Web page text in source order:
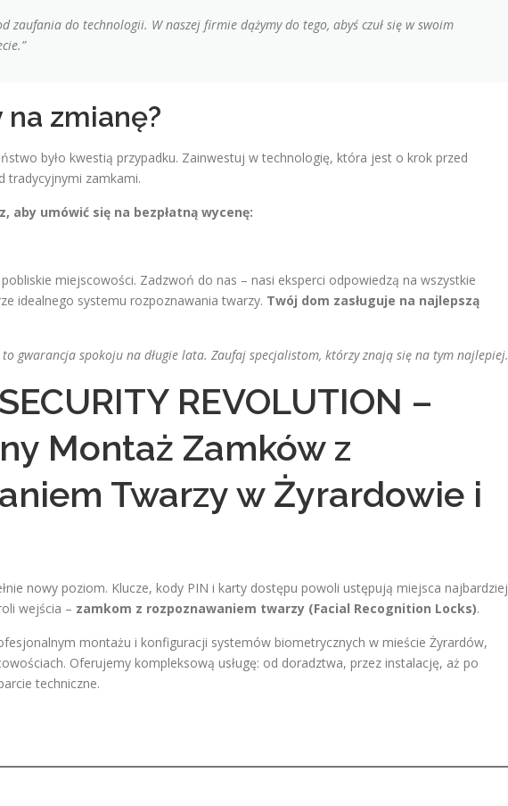
zaufania do technologii. W naszej firmie dążymy do tego, abyś czuł się w swoim
zmianę?
było kwestią przypadku. Zainwestuj w technologię, która jest o krok przed
tradycyjnymi zamkami.
aby umówić się na bezpłatną wycenę:
miejscowości. Zadzwoń do nas – nasi eksperci odpowiedzą na wszystkie
idealnego systemu rozpoznawania twarzy. Twój dom zasługuje na najlepszą
gwarancja spokoju na długie lata. Zaufaj specjalistom, którzy znają się na tym najlepiej.
REVOLUTION –
Montaż Zamków z
Twarzy w Żyrardowie i
nowy poziom. Klucze, kody PIN i karty dostępu powoli ustępują miejsca najbardziej
wejścia – zamkom z rozpoznawaniem twarzy (Facial Recognition Locks).
montażu i konfiguracji systemów biometrycznych w mieście Żyrardów,
Oferujemy kompleksową usługę: od doradztwa, przez instalację, aż po
techniczne.